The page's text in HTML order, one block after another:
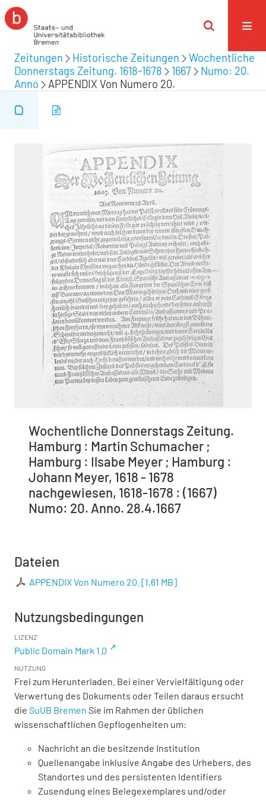
Zeitungen Historische Zeitungen
Wochentliche
Donnerstags Zeitung. 1618-1678
1667
Numo: 20.
Anno
APPENDIX Von Numero 20.
Wochentliche Donnerstags Zeitung.
Hamburg : Martin Schumacher ;
Hamburg : Ilsabe Meyer ; Hamburg :
Johann Meyer, 1618 - 1678
nachgewiesen, 1618-1678 : (1667)
Numo: 20. Anno. 28.4.1667
Dateien
APPENDIX Von Numero 20. [1,61 MB]
Nutzungsbedingungen
LIZENZ
Public Domain Mark 1.0
NUTZUNG
Frei zum Herunterladen. Bei einer Vervielfältigung oder
Verwertung des Dokuments oder Teilen daraus ersucht
die SuUB Bremen Sie im Rahmen der üblichen
wissenschaftlichen Gepflogenheiten um:
Nachricht an die besitzende Institution
Quellenangabe inklusive Angabe des Urhebers, des
Standortes und des persistenten Identifiers
Zusendung eines Belegexemplares und/oder